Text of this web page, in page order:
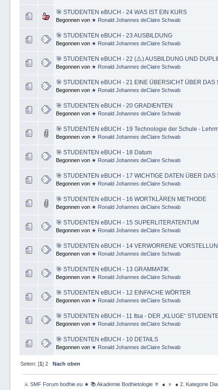
🎯 STUDENTEN eBUCH - 24 WAS IST EIN KURS
Begonnen von ★ Ronald Johannes deClaire Schwab
🎯 STUDENTEN eBUCH - 23 AUSBILDUNG
Begonnen von ★ Ronald Johannes deClaire Schwab
🎯 STUDENTEN eBUCH - 22 (⚠️) AUSBILDUNG UND
Begonnen von ★ Ronald Johannes deClaire Schwab
🎯 STUDENTEN eBUCH - 21 EINE ÜBERSICHT ÜBER DAS
Begonnen von ★ Ronald Johannes deClaire Schwab
🎯 STUDENTEN eBUCH - 20 GRADIENTEN
Begonnen von ★ Ronald Johannes deClaire Schwab
🎯 STUDENTEN eBUCH - 19 Technologie der Schule -
Begonnen von ★ Ronald Johannes deClaire Schwab
🎯 STUDENTEN eBUCH - 18 Datum
Begonnen von ★ Ronald Johannes deClaire Schwab
🎯 STUDENTEN eBUCH - 17 WICHTIGE DATEN ÜBER DAS
Begonnen von ★ Ronald Johannes deClaire Schwab
🎯 STUDENTEN eBUCH - 16 WORTKLÄREN METHODE
Begonnen von ★ Ronald Johannes deClaire Schwab
🎯 STUDENTEN eBUCH - 15 SUPERLITERATENTUM
Begonnen von ★ Ronald Johannes deClaire Schwab
🎯 STUDENTEN eBUCH - 14 VERWORRENE
Begonnen von ★ Ronald Johannes deClaire Schwab
🎯 STUDENTEN eBUCH - 13 GRAMMATIK
Begonnen von ★ Ronald Johannes deClaire Schwab
🎯 STUDENTEN eBUCH - 12 EINFACHE WÖRTER
Begonnen von ★ Ronald Johannes deClaire Schwab
🎯 STUDENTEN eBUCH - 11 Itsa - DER „KLUGE“
Begonnen von ★ Ronald Johannes deClaire Schwab
🎯 STUDENTEN eBUCH - 10 DETAILS
Begonnen von ★ Ronald Johannes deClaire Schwab
Seiten: [1] 2 Nach oben
⚔ SMF Forum bodhie.eu ★ 📚 Akademie Bodhietologie ⚜  ● » ● 2. Kategorie